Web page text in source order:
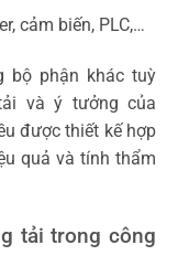
cảm biến, PLC,…
bộ phận khác tuỳ
và ý tưởng của
được thiết kế hợp
quả và tính thẩm
tải trong công